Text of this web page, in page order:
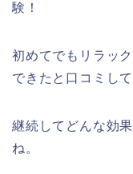
験！
初めてでもリラッ
できたと口コミして
継続してどんな効
ね。